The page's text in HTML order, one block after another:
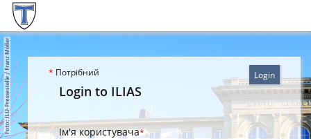
Login
* Потрібний
Login to ILIAS
Ім'я користувача*